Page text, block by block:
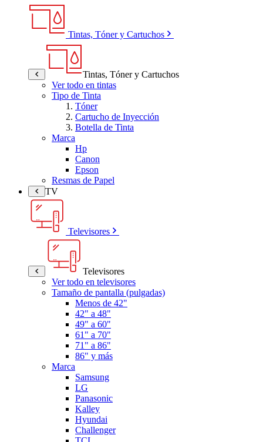
Tintas, Tóner y Cartuchos
Tintas, Tóner y Cartuchos
Ver todo en tintas
Tipo de Tinta
Tóner
Cartucho de Inyección
Botella de Tinta
Marca
Hp
Canon
Epson
Resmas de Papel
TV
Televisores
Televisores
Ver todo en televisores
Tamaño de pantalla (pulgadas)
Menos de 42"
42" a 48"
49" a 60"
61" a 70"
71" a 86"
86" y más
Marca
Samsung
LG
Panasonic
Kalley
Hyundai
Challenger